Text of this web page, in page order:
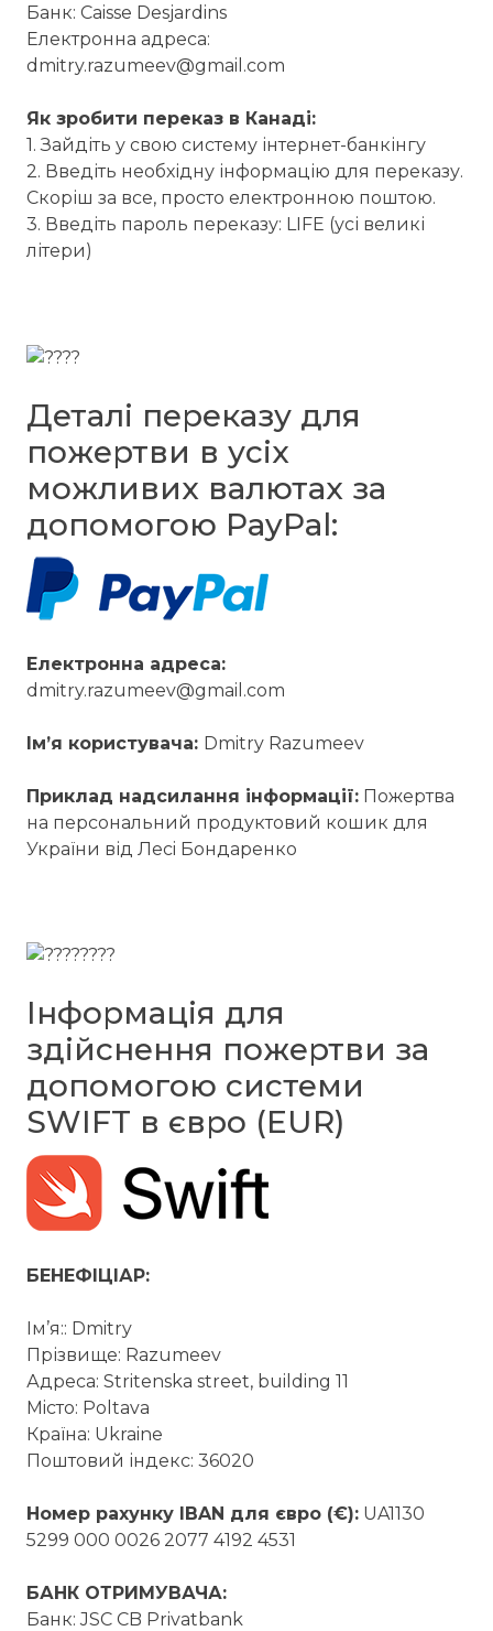
Банк: Caisse Desjardins
Електронна адреса:
dmitry.razumeev@gmail.com
Як зробити переказ в Канаді:
1. Зайдіть у свою систему інтернет-банкінгу
2. Введіть необхідну інформацію для переказу.
Скоріш за все, просто електронною поштою.
3. Введіть пароль переказу: LIFE (усі великі
літери)
Деталі переказу для
пожертви в усіх
можливих валютах за
допомогою PayPal:
Електронна адреса:
dmitry.razumeev@gmail.com
Iм’я користувача: Dmitry Razumeev
Приклад надсилання інформації:Пожертва
на персональний продуктовий кошик для
України від Лесi Бондаренко
Інформація для
здійснення пожертви за
допомогою системи
SWIFT в євро (EUR)
БЕНЕФІЦІАР:
Ім’я:: Dmitry
Прізвище: Razumeev
Адреса: Stritenska street, building 11
Мiсто: Poltava
Країна: Ukraine
Поштовий індекс: 36020
Номер рахунку IBAN для євро (€):UA1130
5299 000 0026 2077 4192 4531
БАНК ОТРИМУВАЧА:
Банк: JSC CB Privatbank